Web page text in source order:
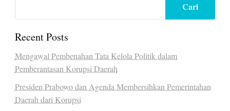
Cari
Recent Posts
Mengawal Pembenahan Tata Kelola Politik dalam
Pemberantasan Korupsi Daerah
Presiden Prabowo dan Agenda Membersihkan Pemerintahan
Daerah dari Korupsi